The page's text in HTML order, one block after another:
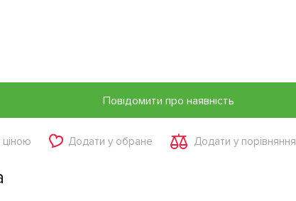
Повідомити про наявність
Додати у обране Додати у порівняння